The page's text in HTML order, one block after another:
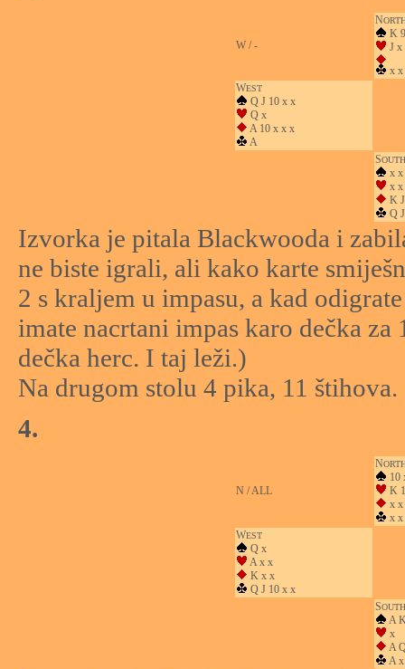
W / -
N
K
J x
x
WEST
Q J 10 x x
Q x
A 10 x x x
A
SOUTH
x x
x x
K
Q
Izvorka je pitala Blackwooda i
ne biste igrali, ali kako karte
2 s kraljem u impasu, a kad
imate nacrtani impas karo dečka
dečka herc. I taj leži.)
Na drugom stolu 4 pika, 11 štihova.
4.
N / ALL
N
10
K
x x
x x
WEST
Q x
A x x
K x x
Q J 10 x x
SOUTH
A
x
A
A x